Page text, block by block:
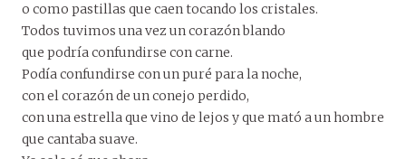
o como pastillas que caen tocando los cristales.
Todos tuvimos una vez un corazón blando
que podría confundirse con carne.
Podía confundirse con un puré para la noche,
con el corazón de un conejo perdido,
con una estrella que vino de lejos y que mató a un hombre
que cantaba suave.